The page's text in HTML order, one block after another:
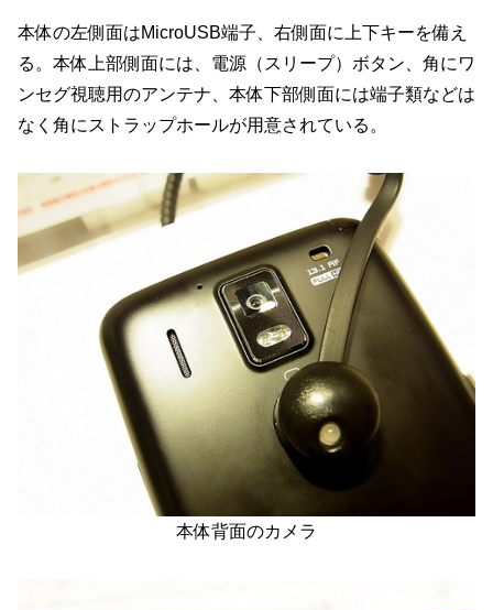
本体の左側面はMicroUSB端子、右側面に上下キーを備え
る。本体上部側面には、電源（スリープ）ボタン、角にワ
ンセグ視聴用のアンテナ、本体下部側面には端子類などは
なく角にストラップホールが用意されている。
本体背面のカメラ